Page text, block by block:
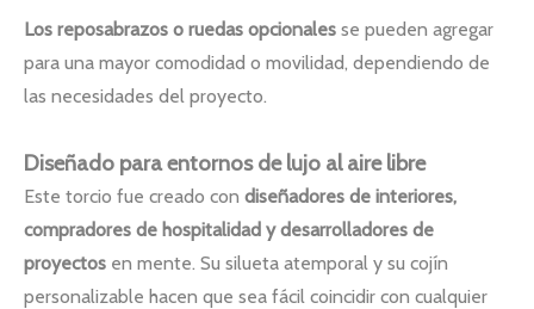
Los reposabrazos o ruedas opcionales se pueden agregar
para una mayor comodidad o movilidad, dependiendo de
las necesidades del proyecto.
Diseñado para entornos de lujo al aire libre
Este torcio fue creado con diseñadores de interiores,
compradores de hospitalidad y desarrolladores de
proyectos en mente. Su silueta atemporal y su cojín
personalizable hacen que sea fácil coincidir con cualquier